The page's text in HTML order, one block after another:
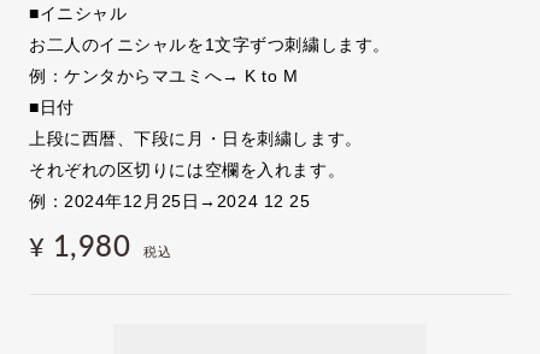
■イニシャル
お二人のイニシャルを1文字ずつ刺繍します。
例：ケンタからマユミへ→ K to M
■日付
上段に西暦、下段に月・日を刺繍します。
それぞれの区切りには空欄を入れます。
例：2024年12月25日→2024 12 25
¥ 1,980 税込